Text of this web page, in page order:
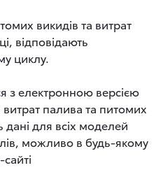
викидів та витрат
відповідають
циклу.
з електронною версією
палива та питомих
дані для всіх моделей
можливо в будь-якому